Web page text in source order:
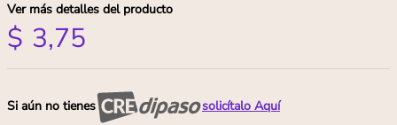
Ver más detalles del producto
$ 3,75
Si aún no tienes solicítalo Aquí